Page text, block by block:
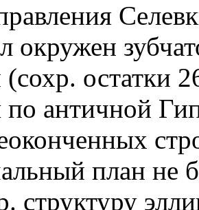
окружен
остатки
по античной
план не
структуру